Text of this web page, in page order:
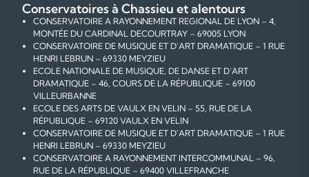
Conservatoires à Chassieu et alentours
CONSERVATOIRE A RAYONNEMENT REGIONAL DE LYON – 4,
MONTÉE DU CARDINAL DECOURTRAY – 69005 LYON
CONSERVATOIRE DE MUSIQUE ET D'ART DRAMATIQUE – 1 RUE
HENRI LEBRUN – 69330 MEYZIEU
ECOLE NATIONALE DE MUSIQUE, DE DANSE ET D'ART
DRAMATIQUE – 46, COURS DE LA RÉPUBLIQUE – 69100
VILLEURBANNE
ECOLE DES ARTS DE VAULX EN VELIN – 55, RUE DE LA
RÉPUBLIQUE – 69120 VAULX EN VELIN
CONSERVATOIRE DE MUSIQUE ET D'ART DRAMATIQUE – 1 RUE
HENRI LEBRUN – 69330 MEYZIEU
CONSERVATOIRE A RAYONNEMENT INTERCOMMUNAL – 96,
RUE DE LA RÉPUBLIQUE – 69400 VILLEFRANCHE